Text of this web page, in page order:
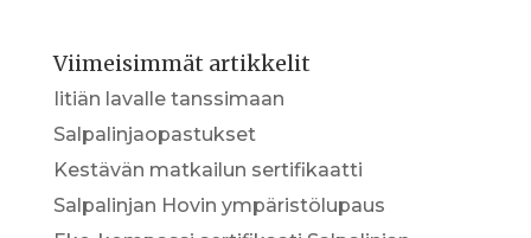
Viimeisimmät artikkelit
Iitiän lavalle tanssimaan
Salpalinjaopastukset
Kestävän matkailun sertifikaatti
Salpalinjan Hovin ympäristölupaus